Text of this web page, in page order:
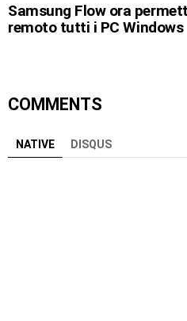
Samsung Flow ora
remoto tutti i PC Windows
COMMENTS
NATIVE DISQUS